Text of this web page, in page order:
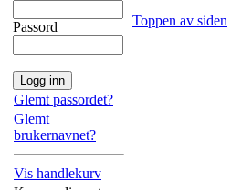
Passord
Glemt passordet?
Glemt
brukernavnet?
Vis handlekurv
Toppen av siden